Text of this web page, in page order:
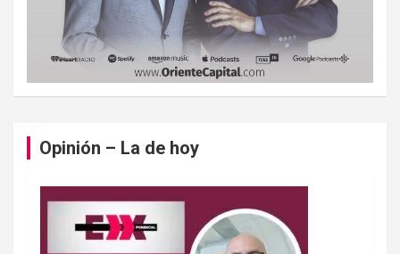
Opinión – La de hoy